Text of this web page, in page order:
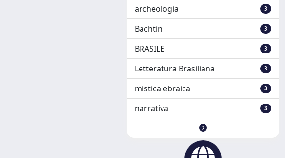
archeologia 3
Bachtin 3
BRASILE 3
Letteratura Brasiliana 3
mistica ebraica 3
narrativa 3